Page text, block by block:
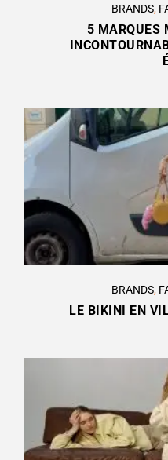
BRANDS,
5 MARQUES
BRANDS,
LE BIKINI EN